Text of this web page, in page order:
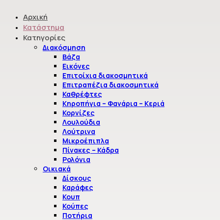
Αρχική
Κατάστημα
Κατηγορίες
Διακόσμηση
Βάζα
Εικόνες
Επιτοίχια διακοσμητικά
Επιτραπέζια διακοσμητικά
Καθρέφτες
Κηροπήγια – Φανάρια – Κεριά
Κορνίζες
Λουλούδια
Λούτρινα
Μικροέπιπλα
Πίνακες – Κάδρα
Ρολόγια
Οικιακά
Δίσκους
Καράφες
Κουπ
Κούπες
Ποτήρια
Κατάστημα
Κατάστημα
Καθαρίστε Όλα